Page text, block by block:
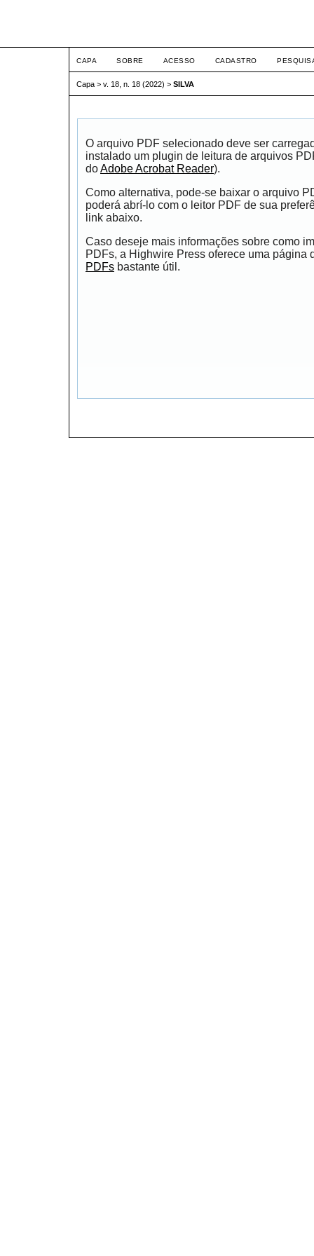
CAPA SOBRE ACESSO CADASTRO
Capa > v. 18, n. 18 (2022) > SILVA
O arquivo PDF selecionado deve ser
instalado um plugin de leitura de arquivos
doAdobe Acrobat Reader).
Como alternativa, pode-se baixar o arquivo
poderá abrí-lo com o leitor PDF de sua
link abaixo.
Caso deseje mais informações sobre como
PDFs, a Highwire Press oferece uma página
PDFs bastante útil.